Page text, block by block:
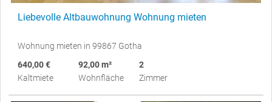
Liebevolle Altbauwohnung Wohnung mieten
Wohnung mieten in 99867 Gotha
640,00 €
Kaltmiete
92,00 m²
Wohnfläche
2
Zimmer